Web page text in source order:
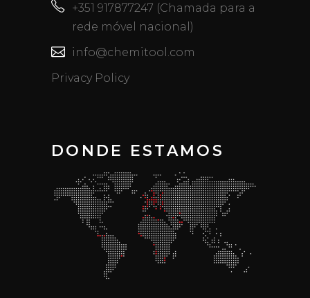
+351 917877247 (Chamada para a
rede móvel nacional)
info@chemitool.com
Privacy Policy
DONDE ESTAMOS